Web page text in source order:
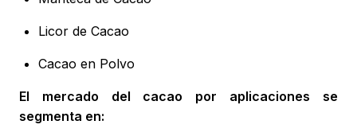
Licor de Cacao
Cacao en Polvo
El mercado del cacao por aplicaciones se
segmenta en: